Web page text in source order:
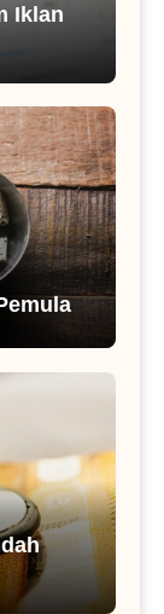
Iklan